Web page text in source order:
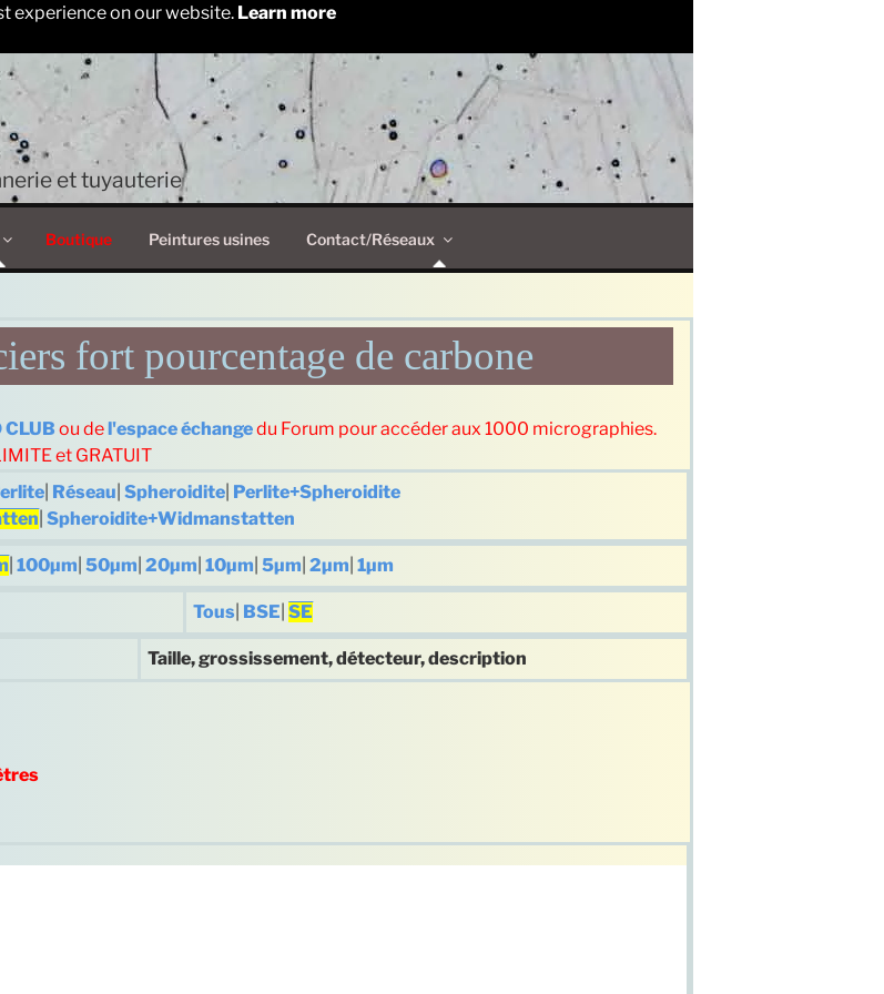
experience on our website. Learn more
et tuyauterie
Boutique Peintures usines Contact/Réseaux
fort pourcentage de carbone
CLUB ou del'espace échangedu Forum pour accéder aux 1000 micrographies.
et GRATUIT
Réseau |Spheroidite Perlite+Spheroidite
|Spheroidite+Widmanstatten
|100µm |50µm |20µm |10µm |5µm |2µm |1µm
Tous BSE |SE
Taille, grossissement, détecteur, description